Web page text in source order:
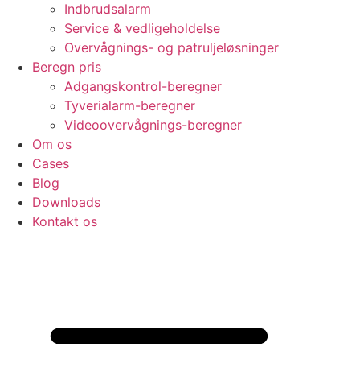
Indbrudsalarm
Service & vedligeholdelse
Overvågnings- og patruljeløsninger
Beregn pris
Adgangskontrol-beregner
Tyverialarm-beregner
Videoovervågnings-beregner
Om os
Cases
Blog
Downloads
Kontakt os